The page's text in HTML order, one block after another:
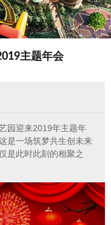
主题年会
园迎来2019年主题年
是一场筑梦共生创未来
是此时此刻的相聚之